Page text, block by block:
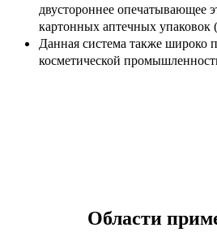
двустороннее опечатывающее
картонных аптечных упаковок
Данная система также широко
косметической
Области